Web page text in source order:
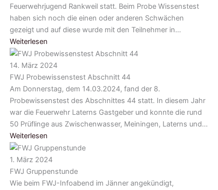
Feuerwehrjugend Rankweil statt. Beim Probe Wissenstest
haben sich noch die einen oder anderen Schwächen
gezeigt und auf diese wurde mit den Teilnehmer in…
Weiterlesen
14. März 2024
FWJ Probewissenstest Abschnitt 44
Am Donnerstag, dem 14.03.2024, fand der 8.
Probewissenstest des Abschnittes 44 statt. In diesem Jahr
war die Feuerwehr Laterns Gastgeber und konnte die rund
50 Prüflinge aus Zwischenwasser, Meiningen, Laterns und…
Weiterlesen
1. März 2024
FWJ Gruppenstunde
Wie beim FWJ-Infoabend im Jänner angekündigt,